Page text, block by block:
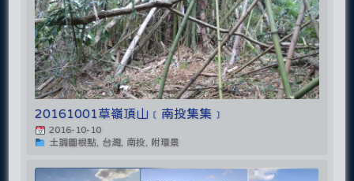
20161001草嶺頂山﹝南投集集﹞
2016-10-10
土調圖根點, 台灣, 南投, 附環景